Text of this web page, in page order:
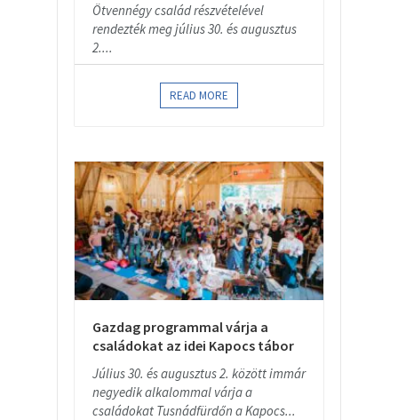
Ötvennégy család részvételével
rendezték meg július 30. és augusztus
2....
READ MORE
Gazdag programmal várja a
családokat az idei Kapocs tábor
Július 30. és augusztus 2. között immár
negyedik alkalommal várja a
családokat Tusnádfürdőn a Kapocs...